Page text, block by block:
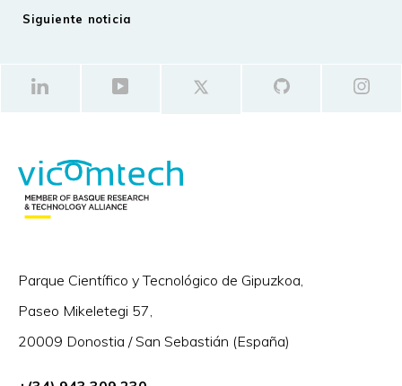
Siguiente noticia
Parque Científico y Tecnológico de Gipuzkoa,
Paseo Mikeletegi 57,
20009 Donostia / San Sebastián (España)